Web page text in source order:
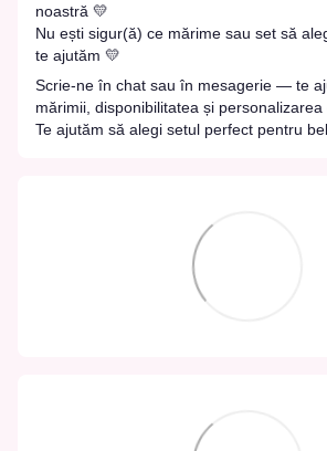
noastră 💛
Nu ești sigur(ă) ce mărime sau set să
te ajutăm 💛
Scrie-ne în chat sau în mesagerie — te
mărimii, disponibilitatea și
Te ajutăm să alegi setul perfect pentru